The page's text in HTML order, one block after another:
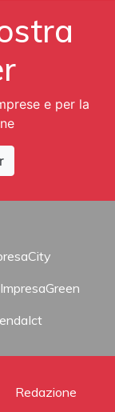
e per la
ImpresaGreen
Redazione